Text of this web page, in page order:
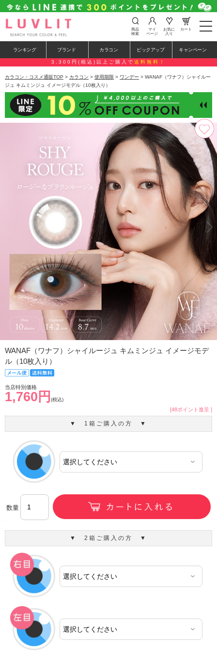
t
o
e
n
a
a
i
o
n
商品
検索
マイ
ページ
お気に
入り
カート
ランキング ブランド カラコン ピックアップ キャンペーン
3,300円(税込)以上ご購入で 送料無料！
カラコン・コスメ通販TOP > カラコン > 使用期限 > ワンデー > WANAF（ワナフ）シャイルー
ジュ キムミンジュ イメージモデル（10枚入り）
WANAF（ワナフ）シャイルージュ キムミンジュ イメージモデ
ル（10枚入り）
当店特別価格
1,760円 (税込)
[48ポイント進呈 ]
▼ 1箱ご購入の方 ▼
数量
▼ 2箱ご購入の方 ▼